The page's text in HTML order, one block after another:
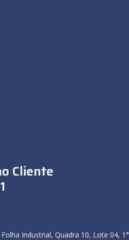
Cliente
Industrial, Quadra 10, Lote 04, 1°